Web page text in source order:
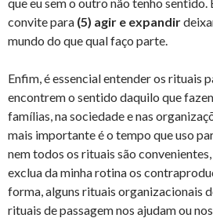
convite para (5) agir e expandir
mundo do que qual faço parte.
Enfim, é essencial entender os rituais
encontrem o sentido daquilo que
famílias, na sociedade e nas
mais importante é o tempo que uso
nem todos os rituais são
exclua da minha rotina os
forma, alguns rituais organizacionais
rituais de passagem nos ajudam ou